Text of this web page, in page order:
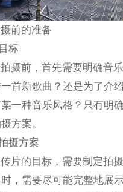
前的准备
标
摄前，首先需要明确音
首新歌曲？还是为了介
一种音乐风格？只有明
方案。
摄方案
片的目标，需要制定拍
，需要尽可能完整地展